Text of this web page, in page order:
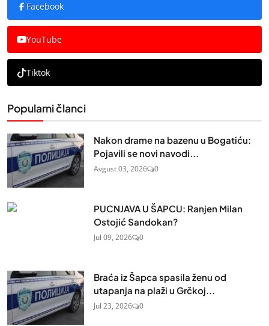
Facebook
YouTube
Tiktok
Popularni članci
Nakon drame na bazenu u Bogatiću:
Pojavili se novi navodi...
Avgust 03, 2026 0
PUCNJAVA U ŠAPCU: Ranjen Milan
Ostojić Sandokan?
Jul 09, 2026 0
Braća iz Šapca spasila ženu od
utapanja na plaži u Grčkoj...
Jul 23, 2026 0